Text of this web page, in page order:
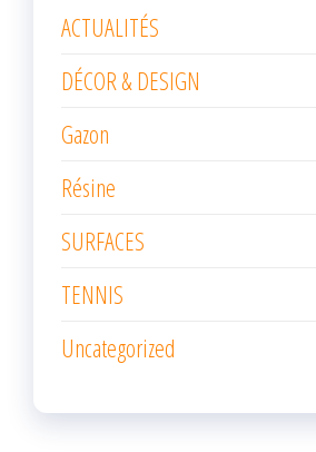
ACTUALITÉS
DÉCOR & DESIGN
Gazon
Résine
SURFACES
TENNIS
Uncategorized